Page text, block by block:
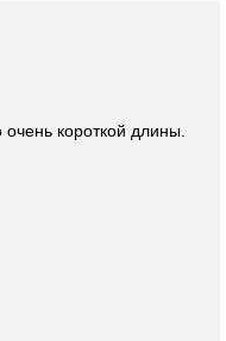
короткой длины.